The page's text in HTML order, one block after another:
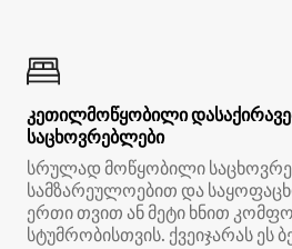
კეთილმოწყობილი
საცხოვრებლები
სრულად მოწყობილი
სამზარეულოებით და
ერთი თვით ან მეტი ხნით
სტუმრობისთვის. ქვეიჯარას ეს